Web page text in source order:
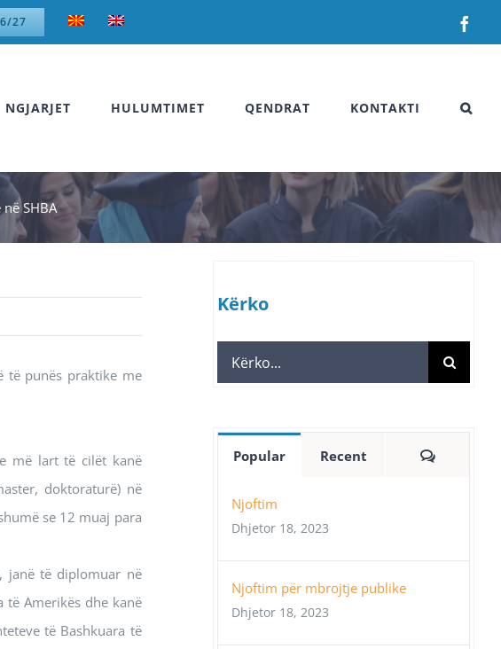
27
NGJARJET HULUMTIMET QENDRAT KONTAKTI
SHBA
të punës praktike me
më lart të cilët kanë
doktoraturë) në
se 12 muaj para
janë të diplomuar në
të Amerikës dhe kanë
të Bashkuara të
Kërko
Search
for:
Popular Recent
Njoftim
Dhjetor 18, 2023
Njoftim për mbrojtje publike
Dhjetor 18, 2023